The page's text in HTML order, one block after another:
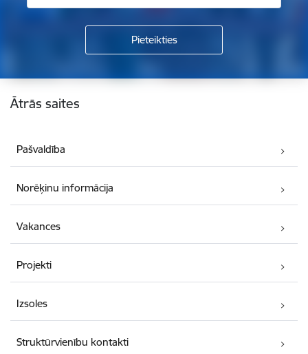
Kājene
Ātrās saites
Pašvaldība
Norēķinu informācija
Vakances
Projekti
Izsoles
Struktūrvienību kontakti